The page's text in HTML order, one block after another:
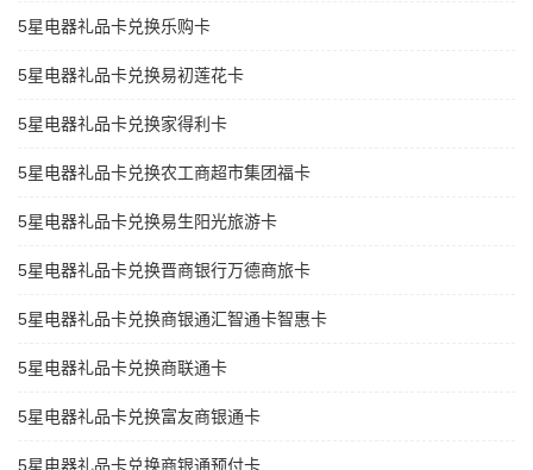
5星电器礼品卡兑换乐购卡
5星电器礼品卡兑换易初莲花卡
5星电器礼品卡兑换家得利卡
5星电器礼品卡兑换农工商超市集团福卡
5星电器礼品卡兑换易生阳光旅游卡
5星电器礼品卡兑换晋商银行万德商旅卡
5星电器礼品卡兑换商银通汇智通卡智惠卡
5星电器礼品卡兑换商联通卡
5星电器礼品卡兑换富友商银通卡
5星电器礼品卡兑换商银通预付卡